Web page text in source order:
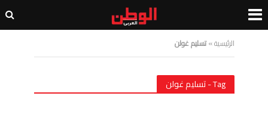
الرئيسية»تسليم غولن
Tag - تسليم غولن